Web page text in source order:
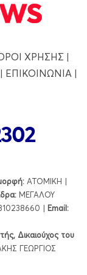
ΧΡΗΣΗΣ |
| ΕΠΙΚΟΙΝΩΝΙΑ |
ΑΤΟΜΙΚΗ |
ΜΕΓΑΛΟΥ
| Εmail:
Δικαιούχος του
ΓΕΩΡΓΙΟΣ